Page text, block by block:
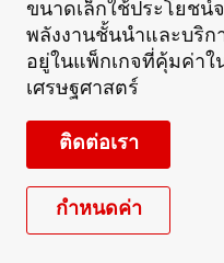
ขนาดเล็กใช้ประโยชน์
พลังงานชั้นนำและบริก
อยู่ในแพ็กเกจที่คุ้มค่า
เศรษฐศาสตร์
ติดต่อเรา
กำหนดค่า